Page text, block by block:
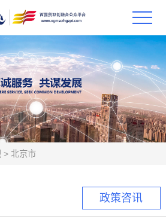
首页
政策
科技
合作
政策咨讯
> 北京市